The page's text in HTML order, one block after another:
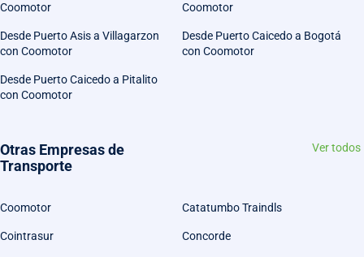
Coomotor
Coomotor
Desde Puerto Asis a Villagarzon
con Coomotor
Desde Puerto Caicedo a Bogotá
con Coomotor
Desde Puerto Caicedo a Pitalito
con Coomotor
Otras Empresas de
Transporte
Ver todos
Coomotor Catatumbo Traindls
Cointrasur Concorde